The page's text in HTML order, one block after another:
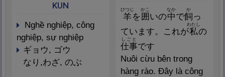
羊
ひつじ
を 囲
かこ
いの中
なか
で飼
か
っ
ています。これが私
わたし
の
仕事
しごと
です
Nuôi cừu bên trong
hàng rào. Đây là công
KUN
nghề nghiệp, công
nghiệp, sự nghiệp
ギョウ, ゴウ
なり,わざ, のぶ